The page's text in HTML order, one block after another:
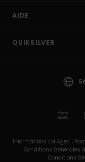
AIDE
QUIKSILVER
Informations Loi Agec |
Conditions Générales
Conditions